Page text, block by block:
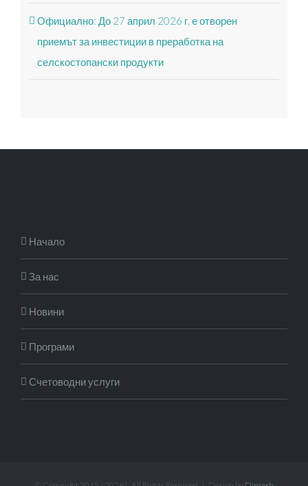
Официално: До 27 април 2026 г. е отворен
приемът за инвестиции в преработка на
селскостопански продукти
Начало
За нас
Новини
Програми
Счетоводни услуги